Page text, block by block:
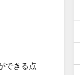
できる点